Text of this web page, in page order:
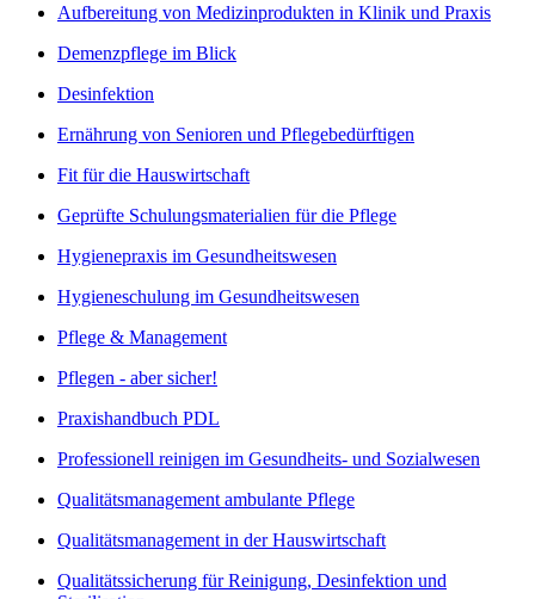
Aufbereitung von Medizinprodukten in Klinik und Praxis
Demenzpflege im Blick
Desinfektion
Ernährung von Senioren und Pflegebedürftigen
Fit für die Hauswirtschaft
Geprüfte Schulungsmaterialien für die Pflege
Hygienepraxis im Gesundheitswesen
Hygieneschulung im Gesundheitswesen
Pflege & Management
Pflegen - aber sicher!
Praxishandbuch PDL
Professionell reinigen im Gesundheits- und Sozialwesen
Qualitätsmanagement ambulante Pflege
Qualitätsmanagement in der Hauswirtschaft
Qualitätssicherung für Reinigung, Desinfektion und